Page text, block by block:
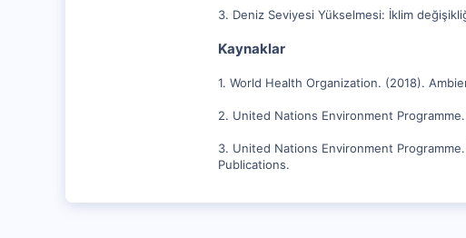
3. Deniz Seviyesi Yükselmesi: İklim
Kaynaklar
1. World Health Organization. (2018).
2. United Nations Environment
3. United Nations Environment
Publications.